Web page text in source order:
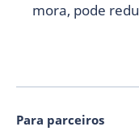
mora, pode
Para parceiros